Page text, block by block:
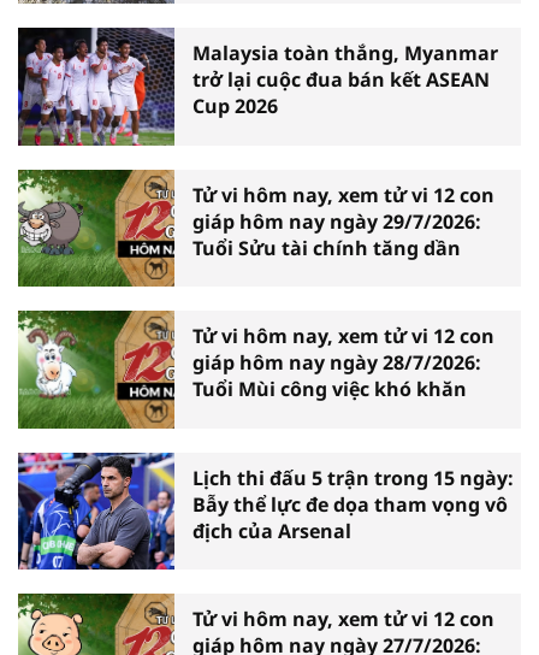
Malaysia toàn thắng, Myanmar
trở lại cuộc đua bán kết ASEAN
Cup 2026
Tử vi hôm nay, xem tử vi 12 con
giáp hôm nay ngày 29/7/2026:
Tuổi Sửu tài chính tăng dần
Tử vi hôm nay, xem tử vi 12 con
giáp hôm nay ngày 28/7/2026:
Tuổi Mùi công việc khó khăn
Lịch thi đấu 5 trận trong 15 ngày:
Bẫy thể lực đe dọa tham vọng vô
địch của Arsenal
Tử vi hôm nay, xem tử vi 12 con
giáp hôm nay ngày 27/7/2026: